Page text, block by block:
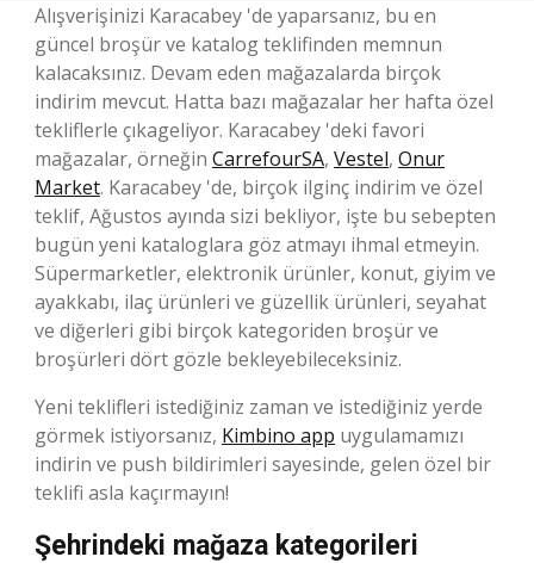
Alışverişinizi Karacabey 'de yaparsanız, bu en
güncel broşür ve katalog teklifinden memnun
kalacaksınız. Devam eden mağazalarda birçok
indirim mevcut. Hatta bazı mağazalar her hafta özel
tekliflerle çıkageliyor. Karacabey 'deki favori
mağazalar, örneğin CarrefourSA, Vestel, Onur
Market. Karacabey 'de, birçok ilginç indirim ve özel
teklif, Ağustos ayında sizi bekliyor, işte bu sebepten
bugün yeni kataloglara göz atmayı ihmal etmeyin.
Süpermarketler, elektronik ürünler, konut, giyim ve
ayakkabı, ilaç ürünleri ve güzellik ürünleri, seyahat
ve diğerleri gibi birçok kategoriden broşür ve
broşürleri dört gözle bekleyebileceksiniz.
Yeni teklifleri istediğiniz zaman ve istediğiniz yerde
görmek istiyorsanız, Kimbino app uygulamamızı
indirin ve push bildirimleri sayesinde, gelen özel bir
teklifi asla kaçırmayın!
Şehrindeki mağaza kategorileri